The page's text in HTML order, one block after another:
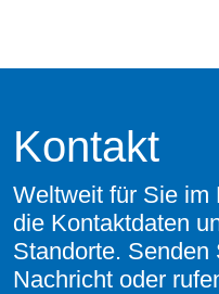
Kontakt
Weltweit für Sie im
die Kontaktdaten
Standorte.
Nachricht oder